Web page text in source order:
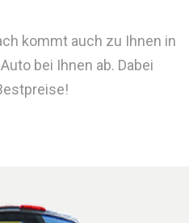
kommt auch zu Ihnen in
bei Ihnen ab. Dabei